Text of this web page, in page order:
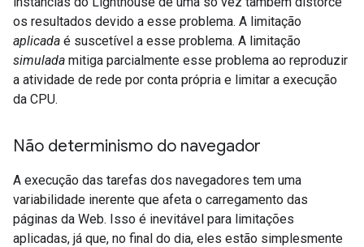
os resultados devido a esse problema. A limitação
aplicada é suscetível a esse problema. A limitação
simulada mitiga parcialmente esse problema ao reproduzir
a atividade de rede por conta própria e limitar a execução
da CPU.
Não determinismo do navegador
A execução das tarefas dos navegadores tem uma
variabilidade inerente que afeta o carregamento das
páginas da Web. Isso é inevitável para limitações
aplicadas, já que, no final do dia, eles estão simplesmente